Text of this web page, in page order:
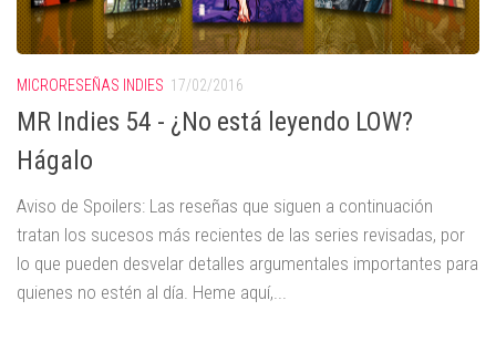
MICRORESEÑAS INDIES 17/02/2016
MR Indies 54 - ¿No está leyendo LOW?
Hágalo
Aviso de Spoilers: Las reseñas que siguen a continuación
tratan los sucesos más recientes de las series revisadas, por
lo que pueden desvelar detalles argumentales importantes para
quienes no estén al día. Heme aquí,...